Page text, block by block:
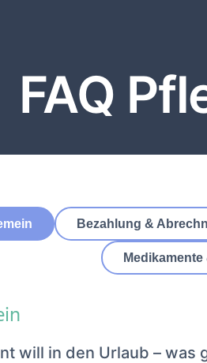
FAQ
Bezahlung &
will in den Urlaub –